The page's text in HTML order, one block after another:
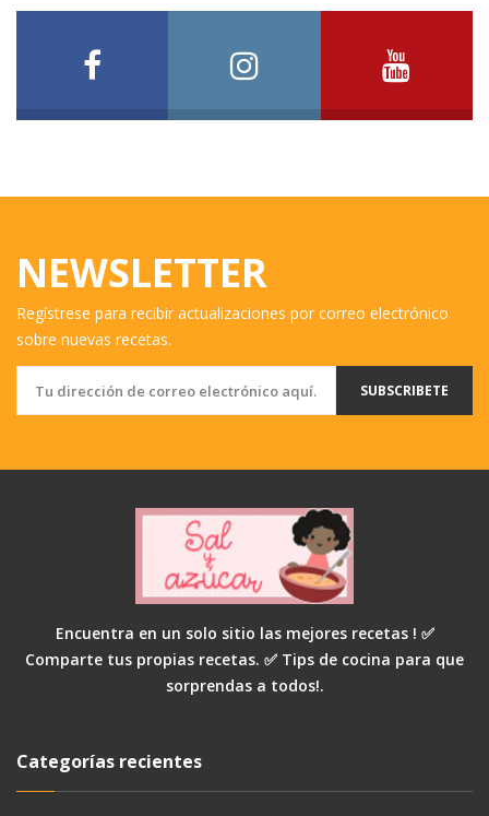
NEWSLETTER
Regístrese para recibir actualizaciones por correo electrónico
sobre nuevas recetas.
SUBSCRIBETE
Encuentra en un solo sitio las mejores recetas ! ✅
Comparte tus propias recetas. ✅ Tips de cocina para que
sorprendas a todos!.
Categorías recientes